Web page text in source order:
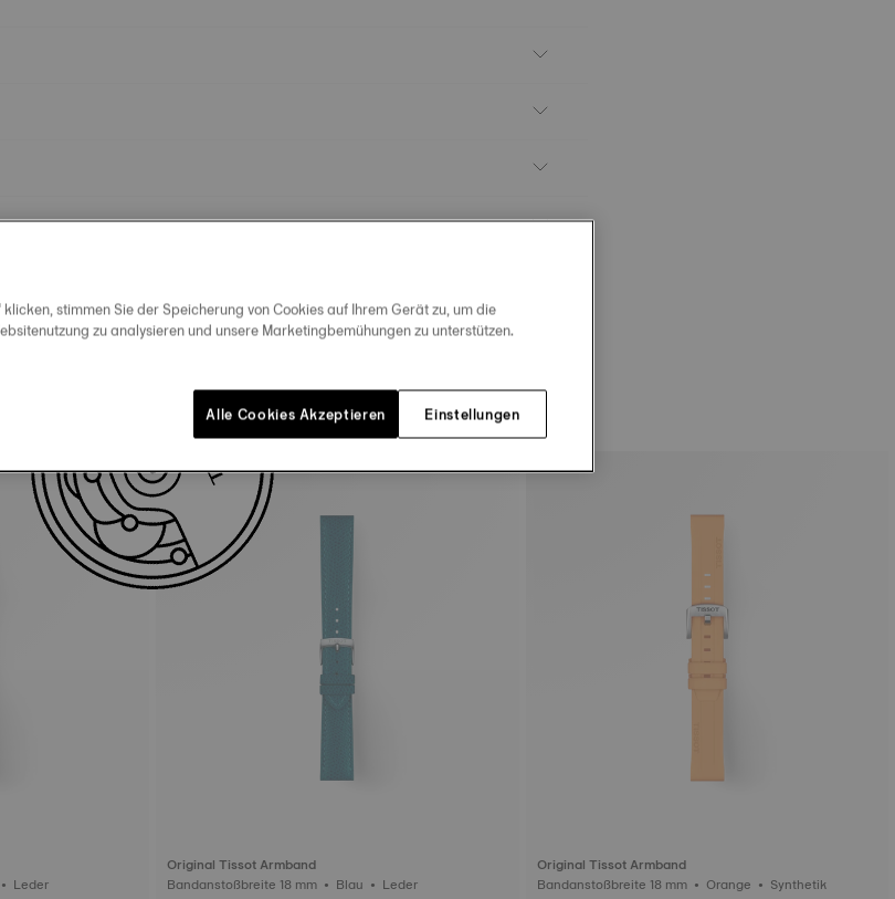
Sie ähnliche Produkte
Bandanstoßbreite 18 mm • Blau • Leder
Original Tissot Armband
Bandanstoßbreite 18 mm • Blau • Leder
Original Tissot Armband
Bandanstoßbreite 18 mm • Orange • Synthetik
stimmen Sie der Speicherung von Cookies auf Ihrem Gerät zu, um die
zu analysieren und unsere Marketingbemühungen zu unterstützen.
Einstellungen
Alle Cookies Akzeptieren